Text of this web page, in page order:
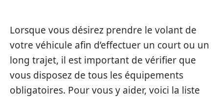
Lorsque vous désirez prendre le volant de
votre véhicule afin d’effectuer un court ou un
long trajet, il est important de vérifier que
vous disposez de tous les équipements
obligatoires. Pour vous y aider, voici la liste